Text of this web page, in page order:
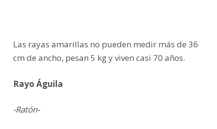
Las rayas amarillas no pueden medir más de 36
cm de ancho, pesan 5 kg y viven casi 70 años.
Rayo Águila
-Ratón-